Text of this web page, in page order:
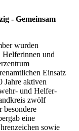
- Gemeinsam
wurden
Helferinnen und
Einsatz
Jahre aktiven
und Helfer-
zwölf
besondere
eine
sowie